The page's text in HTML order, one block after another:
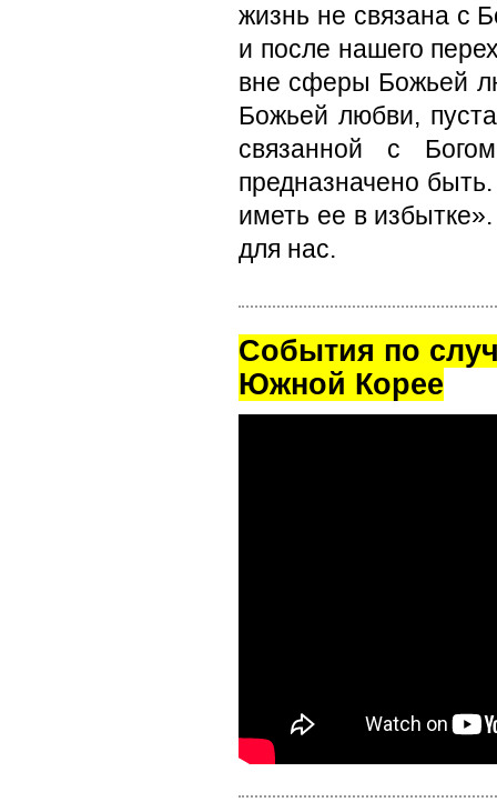
жизнь не связана с
и после нашего
вне сферы Божьей
Божьей любви,
связанной с
предназначено
иметь ее в
для нас.
Cобытия по
Южной Корее